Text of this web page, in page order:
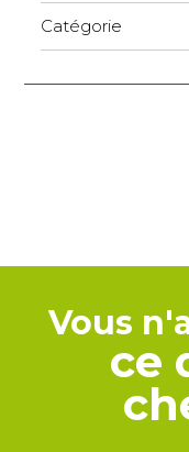
Catégorie
Vous
ce